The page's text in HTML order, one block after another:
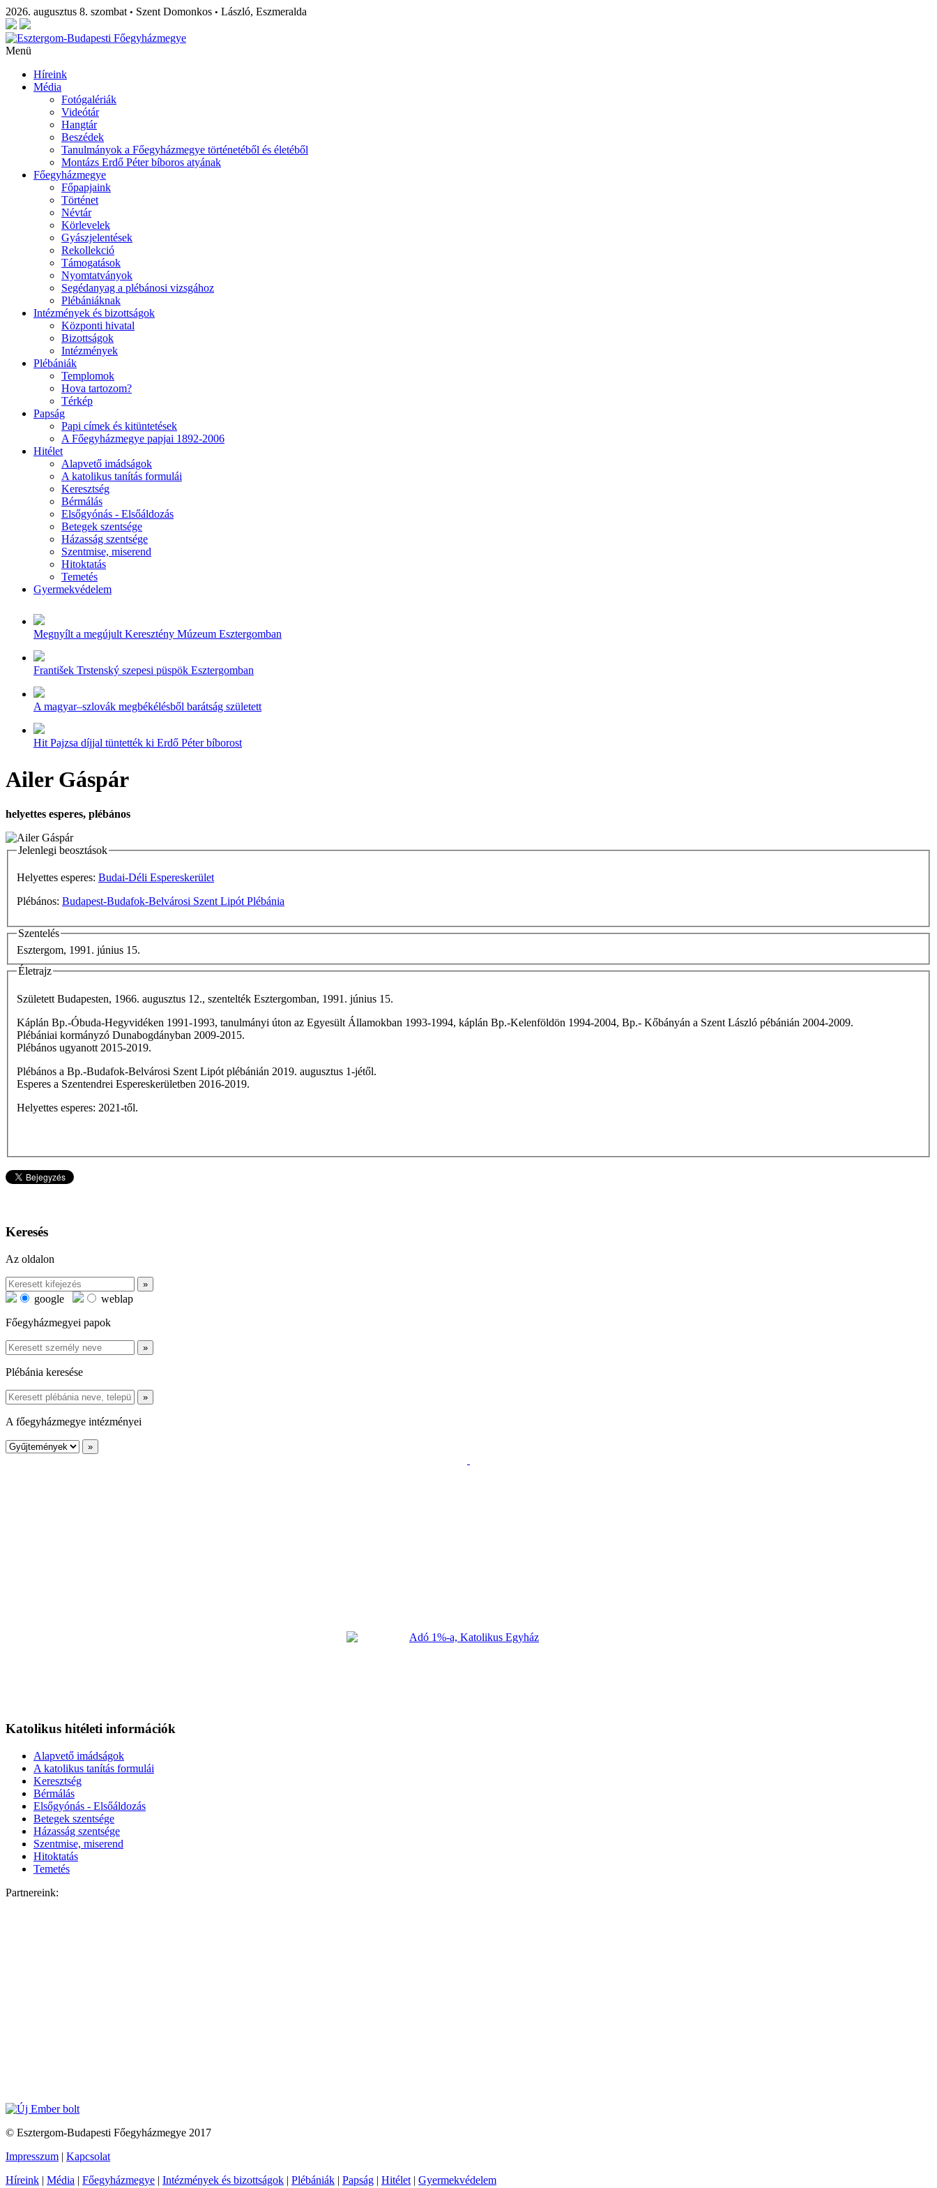
2026. augusztus 8. szombat • Szent Domonkos • László, Eszmeralda
Menü
Híreink
Média
Fotógalériák
Videótár
Hangtár
Beszédek
Tanulmányok a Főegyházmegye történetéből és életéből
Montázs Erdő Péter bíboros atyának
Főegyházmegye
Főpapjaink
Történet
Névtár
Körlevelek
Gyászjelentések
Rekollekció
Támogatások
Nyomtatványok
Segédanyag a plébánosi vizsgához
Plébániáknak
Intézmények és bizottságok
Központi hivatal
Bizottságok
Intézmények
Plébániák
Templomok
Hova tartozom?
Térkép
Papság
Papi címek és kitüntetések
A Főegyházmegye papjai 1892-2006
Hitélet
Alapvető imádságok
A katolikus tanítás formulái
Keresztség
Bérmálás
Elsőgyónás - Elsőáldozás
Betegek szentsége
Házasság szentsége
Szentmise, miserend
Hitoktatás
Temetés
Gyermekvédelem
Megnyílt a megújult Keresztény Múzeum Esztergomban
František Trstenský szepesi püspök Esztergomban
A magyar–szlovák megbékélésből barátság született
Hit Pajzsa díjjal tüntették ki Erdő Péter bíborost
Ailer Gáspár
helyettes esperes, plébános
Jelenlegi beosztások
Helyettes esperes: Budai-Déli Espereskerület
Plébános: Budapest-Budafok-Belvárosi Szent Lipót Plébánia
Szentelés
Esztergom, 1991. június 15.
Életrajz
Született Budapesten, 1966. augusztus 12., szentelték Esztergomban, 1991. június 15.
Káplán Bp.-Óbuda-Hegyvidéken 1991-1993, tanulmányi úton az Egyesült Államokban 1993-1994, káplán Bp.-Kelenföldön 1994-2004, Bp.- Kőbányán a Szent László pébánián 2004-2009.
Plébániai kormányzó Dunabogdányban 2009-2015.
Plébános ugyanott 2015-2019.
Plébános a Bp.-Budafok-Belvárosi Szent Lipót plébánián 2019. augusztus 1-jétől.
Esperes a Szentendrei Espereskerületben 2016-2019.
Helyettes esperes: 2021-től.
Keresés
Az oldalon
google
weblap
Főegyházmegyei papok
Plébánia keresése
A főegyházmegye intézményei
Katolikus hitéleti információk
Alapvető imádságok
A katolikus tanítás formulái
Keresztség
Bérmálás
Elsőgyónás - Elsőáldozás
Betegek szentsége
Házasság szentsége
Szentmise, miserend
Hitoktatás
Temetés
Partnereink:
© Esztergom-Budapesti Főegyházmegye 2017
Impresszum | Kapcsolat
Híreink | Média | Főegyházmegye | Intézmények és bizottságok | Plébániák | Papság | Hitélet | Gyermekvédelem